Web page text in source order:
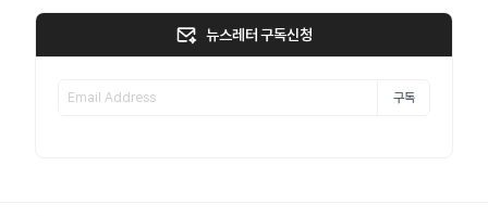
뉴스레터 구독신청
구독